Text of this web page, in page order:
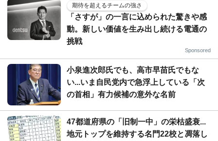
期待を超えるチームの強さ
「さすが」の一言に込められた驚きや感
動。新しい価値を生み出し続ける電通の
挑戦
Sponsored
小泉進次郎氏でも、高市早苗氏でもな
い...いま自民党内で急浮上している「次
の首相」有力候補の意外な名前
47都道府県の「旧制一中」の栄枯盛衰...
地元トップを維持する名門22校と凋落し